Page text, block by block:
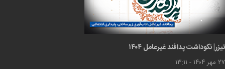
تیزر| نکوداشت پدافند غیرعامل ۱۴۰۴
۲۷ مهر ۱۴۰۴ - ۱۳:۱۱